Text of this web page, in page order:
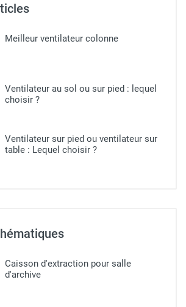
Meilleur ventilateur colonne
Ventilateur au sol ou sur pied​ : lequel
choisir ?
Ventilateur sur pied ou ventilateur sur
table : Lequel choisir ?
Caisson d'extraction pour salle
d'archive